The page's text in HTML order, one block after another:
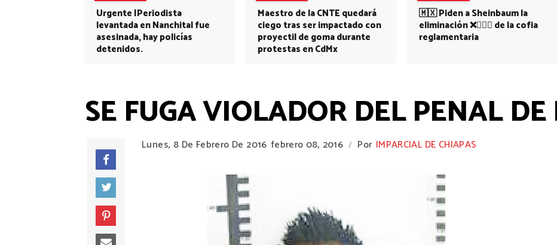
Urgente |Periodista
levantada en Nanchital fue
asesinada, hay policías
detenidos.
Maestro de la CNTE quedará
ciego tras ser impactado con
proyectil de goma durante
protestas en CdMx
🇲🇽 Piden a Sheinbaum la
eliminación ❌👩🏻‍⚕️ de la cofia
reglamentaria
SE FUGA VIOLADOR DEL PENAL
Lunes, 8 De Febrero De 2016 febrero 08, 2016 / Por IMPARCIAL DE CHIAPAS